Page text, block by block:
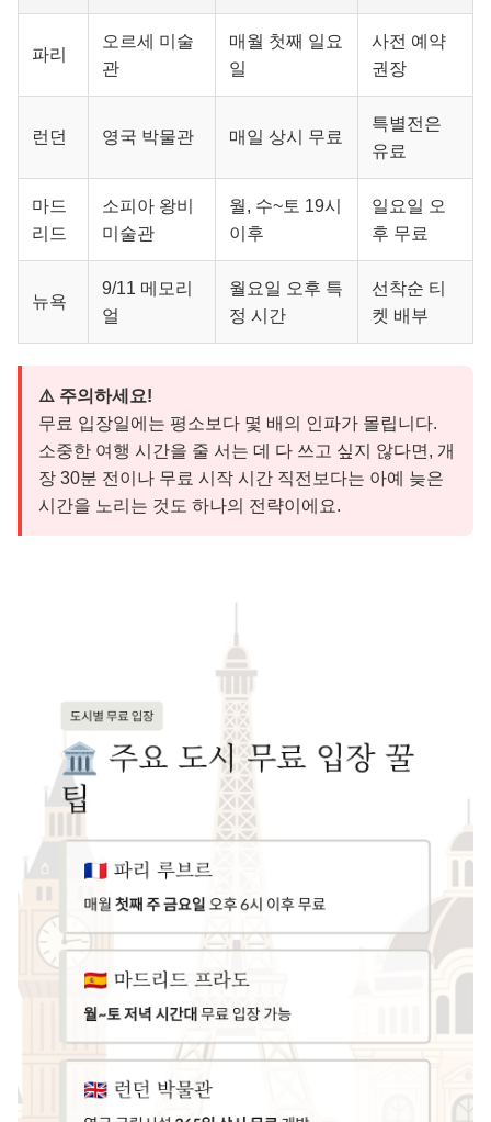
파리
오르세 미술
관
매월 첫째 일요
일
사전 예약
권장
런던 영국 박물관 매일 상시 무료
특별전은
유료
마드
리드
소피아 왕비
미술관
월, 수~토 19시
이후
일요일 오
후 무료
뉴욕
9/11 메모리
얼
월요일 오후 특
정 시간
선착순 티
켓 배부
⚠️ 주의하세요!
무료 입장일에는 평소보다 몇 배의 인파가 몰립니다.
소중한 여행 시간을 줄 서는 데 다 쓰고 싶지 않다면, 개
장 30분 전이나 무료 시작 시간 직전보다는 아예 늦은
시간을 노리는 것도 하나의 전략이에요.